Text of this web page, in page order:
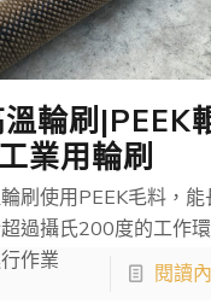
輪刷|PEEK
業用輪刷
刷使用PEEK毛料，能
過攝氏200度的工作環
作業
閱讀